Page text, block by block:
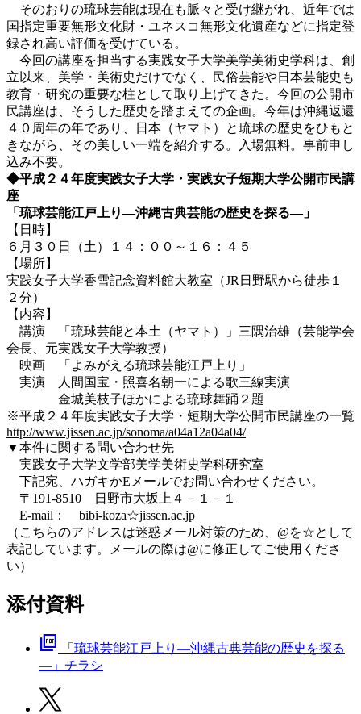
そのおりの琉球芸能は現在も脈々と受け継がれ、近年では
国指定重要無形文化財・ユネスコ無形文化遺産などに指定登
録され高い評価を受けている。
今回の講座を担当する実践女子大学美学美術史学科は、創
立以来、美学・美術史だけでなく、民俗芸能や日本芸能史も
教育・研究の重要な柱として取り上げてきた。今回の公開市
民講座は、そうした歴史を踏まえての企画。今年は沖縄返還
４０周年の年であり、日本（ヤマト）と琉球の歴史をひもと
きながら、その美しい一端を紹介する。入場無料。事前申し
込み不要。
◆平成２４年度実践女子大学・実践女子短期大学公開市民講
座
「琉球芸能江戸上り―沖縄古典芸能の歴史を探る―」
【日時】
６月３０日（土）１４：００～１６：４５
【場所】
実践女子大学香雪記念資料館大教室（JR日野駅から徒歩１
２分）
【内容】
講演 「琉球芸能と本土（ヤマト）」三隅治雄（芸能学会
会長、元実践女子大学教授）
映画 「よみがえる琉球芸能江戸上り」
実演 人間国宝・照喜名朝一による歌三線実演
金城美枝子ほかによる琉球舞踊２題
※平成２４年度実践女子大学・短期大学公開市民講座の一覧
http://www.jissen.ac.jp/sonoma/a04a12a04a04/
▼本件に関する問い合わせ先
実践女子大学文学部美学美術史学科研究室
下記宛、ハガキかEメールでお問い合わせください。
〒191-8510 日野市大坂上４－１－１
E-mail： bibi-koza☆jissen.ac.jp
（こちらのアドレスは迷惑メール対策のため、@を☆として
表記しています。メールの際は@に修正してご使用くださ
い）
添付資料
picture_as_pdf
「琉球芸能江戸上り―沖縄古典芸能の歴史を探る
―」チラシ